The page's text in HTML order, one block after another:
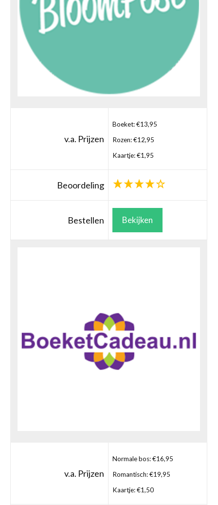
v.a. Prijzen
Boeket: €13,95
Rozen: €12,95
Kaartje: €1,95
Beoordeling
Bestellen Bekijken
v.a. Prijzen
Normale bos: €16,95
Romantisch: €19,95
Kaartje: €1,50